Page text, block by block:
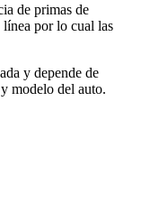
de primas de
línea por lo cual las
y depende de
modelo del auto.